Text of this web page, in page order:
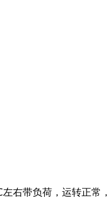
右带负荷，运转正常